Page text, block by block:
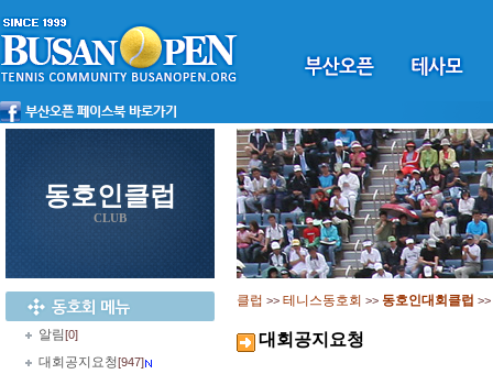
동호인클럽
CLUB
알림[0]
대회공지요청[947]
클럽 >> 테니스동호회 >> 동호인대회클럽 >>
대회공지요청